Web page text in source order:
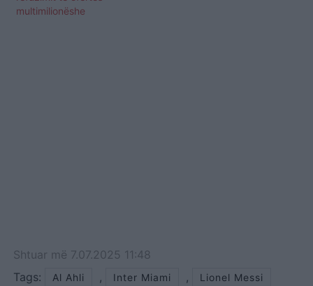
multimilionëshe
Shtuar më 7.07.2025 11:48
Tags:
Al Ahli , Inter Miami , Lionel Messi